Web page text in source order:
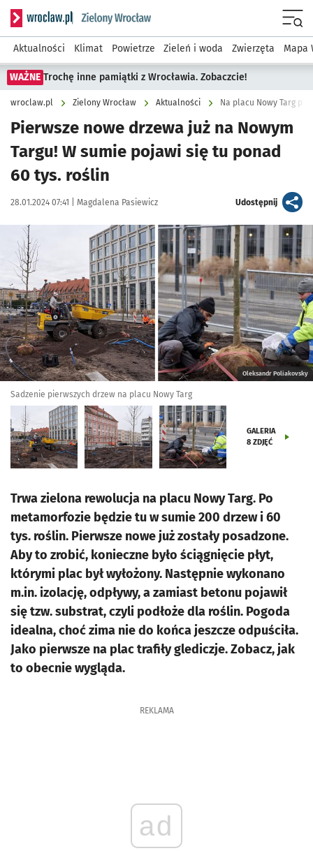
Serwis informacyjny wroclaw.pl podserwis: Środowisko we
Aktualności Klimat Powietrze Zieleń i woda Zwierzęta Mapa
WAŻNE Trochę inne pamiątki z Wrocławia. Zobaczcie!
wroclaw.pl Zielony Wrocław Aktualności Na placu Nowy Targ
Pierwsze nowe drzewa już na Nowym
Targu! W sumie pojawi się tu ponad
60 tys. roślin
Data publikacji:
28.01.2024 07:41 | Autor:
Magdalena Pasiewicz Udostępnijartykuł
Kliknij, aby zobaczyć galerię
Oleksandr Poliakovsky
Sadzenie pierwszych drzew na placu Nowy Targ
GALERIA
8 ZDJĘĆ
Trwa zielona rewolucja na placu Nowy Targ. Po
metamorfozie będzie tu w sumie 200 drzew i 60
tys. roślin. Pierwsze nowe już zostały posadzone.
Aby to zrobić, konieczne było ściągnięcie płyt,
którymi plac był wyłożony. Następnie wykonano
m.in. izolację, odpływy, a zamiast betonu pojawił
się tzw. substrat, czyli podłoże dla roślin. Pogoda
idealna, choć zima nie do końca jeszcze odpuściła.
Jako pierwsze na plac trafiły glediczje. Zobacz, jak
to obecnie wygląda.
REKLAMA
ad